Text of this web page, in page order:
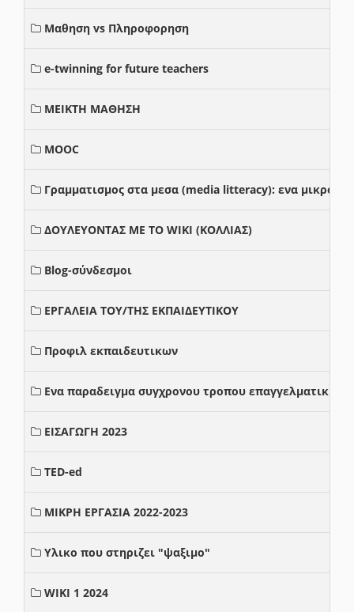
Μαθηση vs Πληροφορηση
e-twinning for future teachers
ΜΕΙΚΤΗ ΜΑΘΗΣΗ
MOOC
Γραμματισμος στα μεσα (media litteracy): ενα μικρο
ΔΟΥΛΕΥΟΝΤΑΣ ΜΕ ΤΟ WIKI (ΚΟΛΛΙΑΣ)
Blog-σύνδεσμοι
ΕΡΓΑΛΕΙΑ ΤΟΥ/ΤΗΣ ΕΚΠΑΙΔΕΥΤΙΚΟΥ
Προφιλ εκπαιδευτικων
Ενα παραδειγμα συγχρονου τροπου επαγγελματικης
ΕΙΣΑΓΩΓΗ 2023
TED-ed
ΜΙΚΡΗ ΕΡΓΑΣΙΑ 2022-2023
Υλικο που στηριζει "ψαξιμο"
WIKI 1 2024